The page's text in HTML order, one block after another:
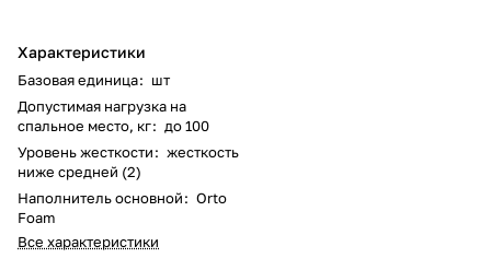
Характеристики
Базовая единица: шт
Допустимая нагрузка на
спальное место, кг: до 100
Уровень жесткости: жесткость
ниже средней (2)
Наполнитель основной: Orto
Foam
Все характеристики